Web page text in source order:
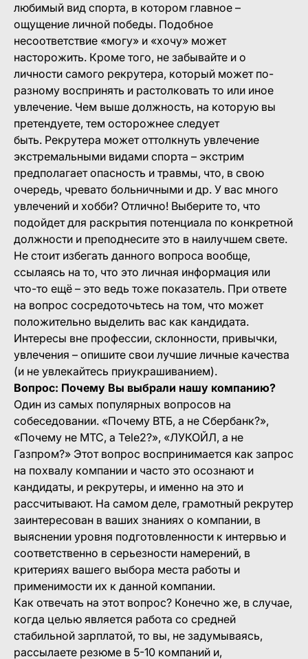
любимый вид спорта, в котором главное –
ощущение личной победы. Подобное
несоответствие «могу» и «хочу» может
насторожить. Кроме того, не забывайте и о
личности самого рекрутера, который может по-
разному воспринять и растолковать то или иное
увлечение. Чем выше должность, на которую вы
претендуете, тем осторожнее следует
быть. Рекрутера может оттолкнуть увлечение
экстремальными видами спорта – экстрим
предполагает опасность и травмы, что, в свою
очередь, чревато больничными и др. У вас много
увлечений и хобби? Отлично! Выберите то, что
подойдет для раскрытия потенциала по конкретной
должности и преподнесите это в наилучшем свете.
Не стоит избегать данного вопроса вообще,
ссылаясь на то, что это личная информация или
что-то ещё – это ведь тоже показатель. При ответе
на вопрос сосредоточьтесь на том, что может
положительно выделить вас как кандидата.
Интересы вне профессии, склонности, привычки,
увлечения – опишите свои лучшие личные качества
(и не увлекайтесь приукрашиванием).
Вопрос: Почему Вы выбрали нашу компанию?
Один из самых популярных вопросов на
собеседовании. «Почему ВТБ, а не Сбербанк?»,
«Почему не МТС, а Tele2?», «ЛУКОЙЛ, а не
Газпром?» Этот вопрос воспринимается как запрос
на похвалу компании и часто это осознают и
кандидаты, и рекрутеры, и именно на это и
рассчитывают. На самом деле, грамотный рекрутер
заинтересован в ваших знаниях о компании, в
выяснении уровня подготовленности к интервью и
соответственно в серьезности намерений, в
критериях вашего выбора места работы и
применимости их к данной компании.
Как отвечать на этот вопрос? Конечно же, в случае,
когда целью является работа со средней
стабильной зарплатой, то вы, не задумываясь,
рассылаете резюме в 5-10 компаний и,